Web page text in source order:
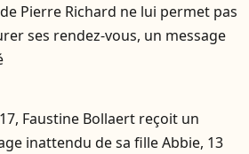
de Pierre Richard ne lui permet pas
ses rendez-vous, un message
Faustine Bollaert reçoit un
inattendu de sa fille Abbie, 13